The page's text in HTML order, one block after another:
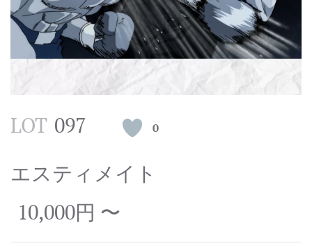
LOT 097 0
エスティメイト
10,000円 〜